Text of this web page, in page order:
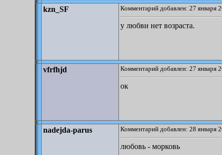
kzn_SF Комментарий добавлен: 27 января
у любви нет возраста.
vfrfhjd Комментарий добавлен: 27 января
ок
nadejda-parus Комментарий добавлен: 28 января
любовь - морковь